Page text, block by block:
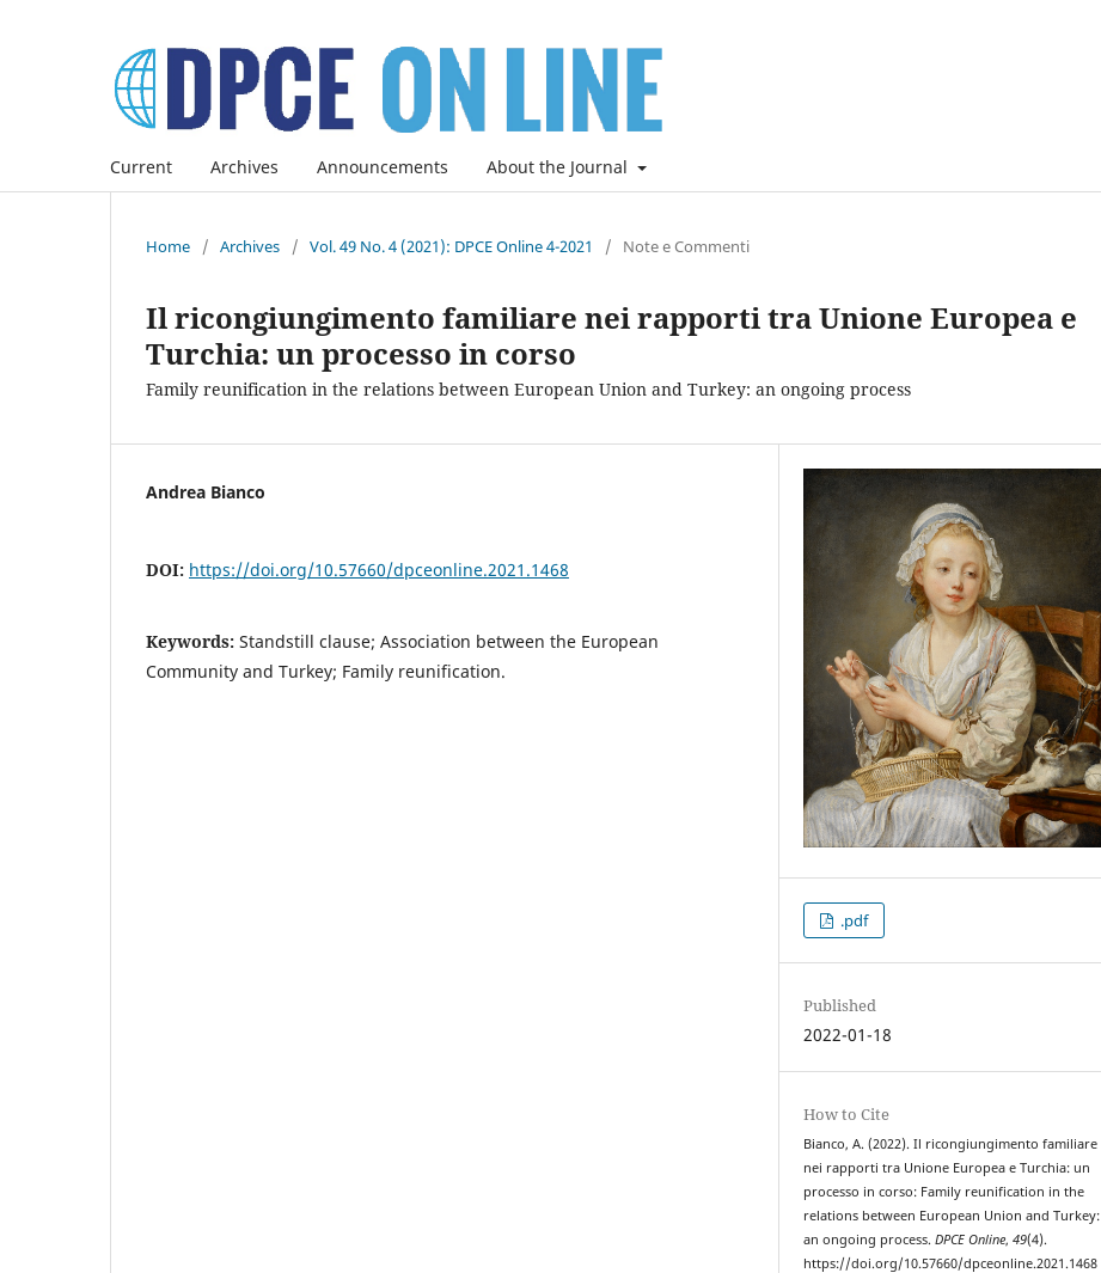
Current Archives Announcements About the Journal
Home / Archives / Vol. 49 No. 4 (2021): DPCE Online 4-2021 / Note e Commenti
Il ricongiungimento familiare nei rapporti tra Unione Europea e
Turchia: un processo in corso
Family reunification in the relations between European Union and Turkey: an ongoing process
Andrea Bianco
DOI: https://doi.org/10.57660/dpceonline.2021.1468
Keywords: Standstill clause; Association between the European
Community and Turkey; Family reunification.
.pdf
Published
2022-01-18
How to Cite
Bianco, A. (2022). Il ricongiungimento familiare
nei rapporti tra Unione Europea e Turchia: un
processo in corso: Family reunification in the
relations between European Union and Turkey:
an ongoing process.DPCE Online,49(4).
https://doi.org/10.57660/dpceonline.2021.1468